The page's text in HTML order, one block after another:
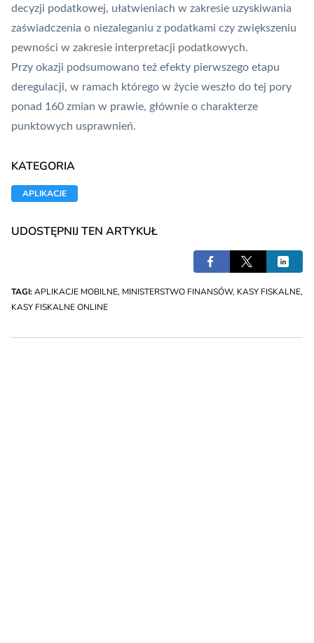
decyzji podatkowej, ułatwieniach w zakresie uzyskiwania
zaświadczenia o niezaleganiu z podatkami czy zwiększeniu
pewności w zakresie interpretacji podatkowych.
Przy okazji podsumowano też efekty pierwszego etapu
deregulacji, w ramach którego w życie weszło do tej pory
ponad 160 zmian w prawie, głównie o charakterze
punktowych usprawnień.
KATEGORIA
APLIKACJE
UDOSTĘPNIJ TEN ARTYKUŁ
TAGI:APLIKACJE MOBILNE, MINISTERSTWO FINANSÓW, KASY FISKALNE,
KASY FISKALNE ONLINE